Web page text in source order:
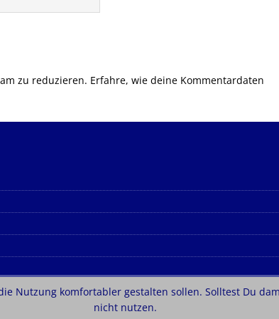
zu reduzieren. Erfahre, wie deine Kommentardaten
vonMH Themes
Nutzung komfortabler gestalten sollen. Solltest Du
nicht nutzen.